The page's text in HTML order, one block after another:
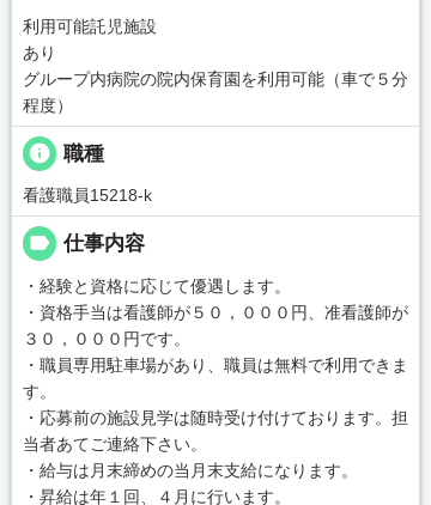
利用可能託児施設
あり
グループ内病院の院内保育園を利用可能（車で５分
程度）
info 職種
看護職員15218-k
label 仕事内容
・経験と資格に応じて優遇します。
・資格手当は看護師が５０，０００円、准看護師が
３０，０００円です。
・職員専用駐車場があり、職員は無料で利用できま
す。
・応募前の施設見学は随時受け付けております。担
当者あてご連絡下さい。
・給与は月末締めの当月末支給になります。
・昇給は年１回、４月に行います。